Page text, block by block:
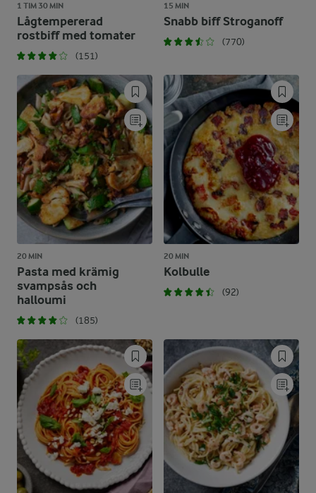
1 TIM 30 MIN
Lågtempererad
rostbiff med tomater
(151)
15 MIN
Snabb biff Stroganoff
(770)
20 MIN
Pasta med krämig
svampsås och
halloumi
(185)
20 MIN
Kolbulle
(92)